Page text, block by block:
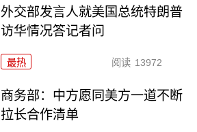
外交部发言人就美国总统特朗普
访华情况答记者问
最热 阅读 13972
商务部：中方愿同美方一道不断
拉长合作清单